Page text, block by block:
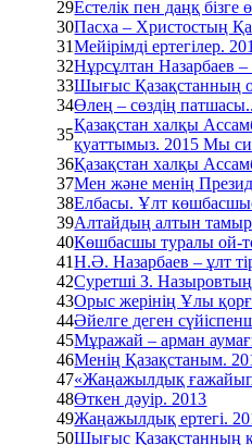
29Естелік пен даңқ
30Пасха – Христостың
31Мейірімді ертегілер.
32Нұрсұлтан Назарбаев –
33Шығыс Қазақстанның
34Өлең – сөздің
35
Қазақстан халқы
қуаттымыз. 2015 Мы
36Қазақстан халқы
37Мен және менің
38Елбасы. Ұлт
39Алтайдың алтын
40Көшбасшы туралы ой-
41Н.Ә. Назарбаев – ұлт
42Суретші З. Назыровтың
43Орыс жерінің Ұлы
44Әйелге деген
45Мұражай – арман
46Менің Қазақстаным.
47«Жаңажылдық
48Өткен дәуір. 2013
49Жаңажылдық ертегі.
50Шығыс Қазақстанның